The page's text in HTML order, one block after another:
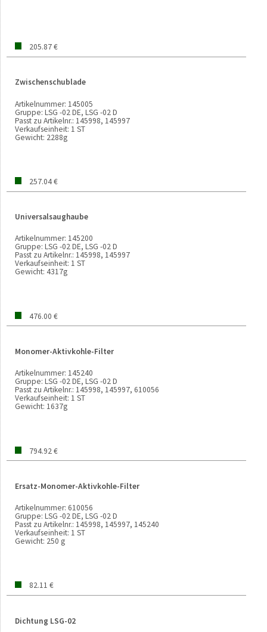
205.87 €
Zwischenschublade
Artikelnummer: 145005
Gruppe: LSG -02 DE, LSG -02 D
Passt zu Artikelnr.: 145998, 145997
Verkaufseinheit: 1 ST
Gewicht: 2288g
257.04 €
Universalsaughaube
Artikelnummer: 145200
Gruppe: LSG -02 DE, LSG -02 D
Passt zu Artikelnr.: 145998, 145997
Verkaufseinheit: 1 ST
Gewicht: 4317g
476.00 €
Monomer-Aktivkohle-Filter
Artikelnummer: 145240
Gruppe: LSG -02 DE, LSG -02 D
Passt zu Artikelnr.: 145998, 145997, 610056
Verkaufseinheit: 1 ST
Gewicht: 1637g
794.92 €
Ersatz-Monomer-Aktivkohle-Filter
Artikelnummer: 610056
Gruppe: LSG -02 DE, LSG -02 D
Passt zu Artikelnr.: 145998, 145997, 145240
Verkaufseinheit: 1 ST
Gewicht: 250 g
82.11 €
Dichtung LSG-02